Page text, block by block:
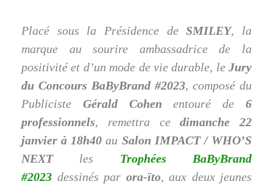
Placé sous la Présidence deSMILEY, la
marque au sourire ambassadrice de la
positivité et d’un mode de vie durable, le Jury
du Concours BaByBrand #2023, composé du
Publiciste Gérald Cohen entouré de6
professionnels, remettra cedimanche 22
janvier à 18h40 au Salon IMPACT / WHO’S
NEXTles Trophées BaByBrand
#2023 dessinés par ora-ïto, aux deux jeunes